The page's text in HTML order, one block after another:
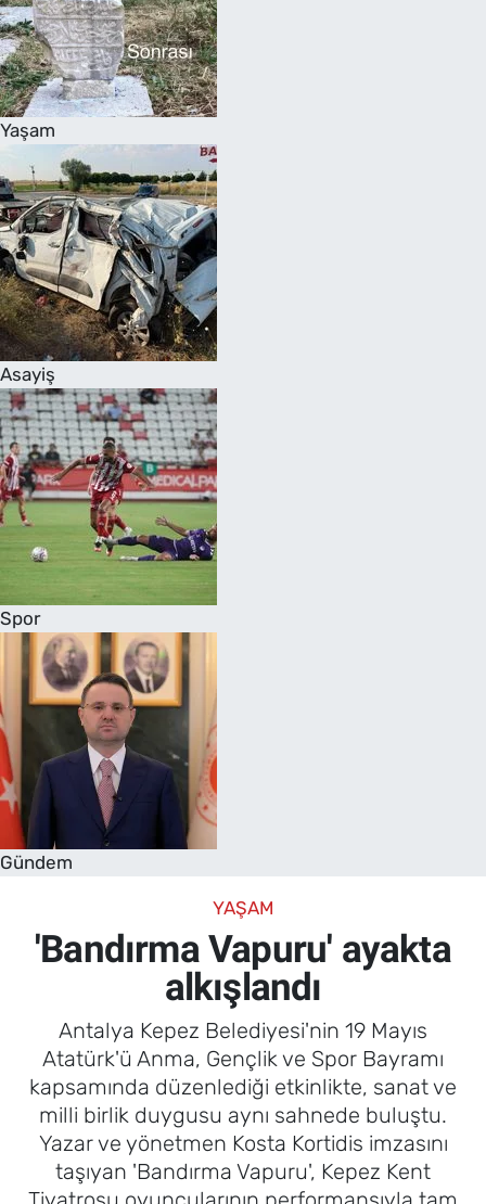
Yaşam
Asayiş
Spor
Gündem
YAŞAM
'Bandırma Vapuru' ayakta
alkışlandı
Antalya Kepez Belediyesi'nin 19 Mayıs
Atatürk'ü Anma, Gençlik ve Spor Bayramı
kapsamında düzenlediği etkinlikte, sanat ve
milli birlik duygusu aynı sahnede buluştu.
Yazar ve yönetmen Kosta Kortidis imzasını
taşıyan 'Bandırma Vapuru', Kepez Kent